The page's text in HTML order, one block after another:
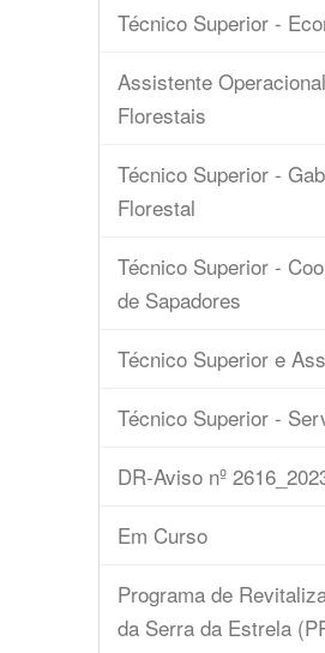
Técnico Superior -
Assistente
Florestais
Técnico Superior -
Florestal
Técnico Superior -
de Sapadores
Técnico Superior e
Técnico Superior -
DR-Aviso nº
Em Curso
Programa de
da Serra da Estrela